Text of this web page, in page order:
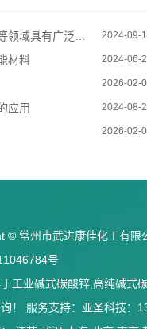
具有广泛的应用 2024-09-
材料 2024-06-
2026-02-
应用 2024-08-
2026-02-
© 常州市武进康佳化工有限
号
工业碱式碳酸锌,高纯碱式
！ 服务支持： 亚圣科技：